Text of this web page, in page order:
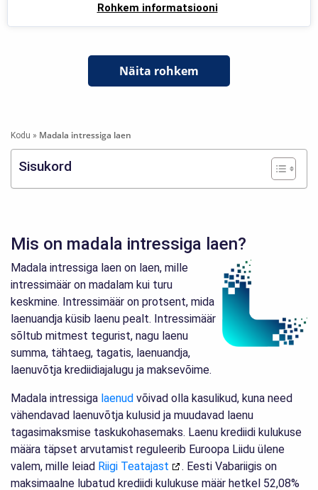
Rohkem informatsiooni
Näita rohkem
Kodu » Madala intressiga laen
Sisukord
Mis on madala intressiga laen?
Madala intressiga laen on laen, mille
intressimäär on madalam kui turu
keskmine. Intressimäär on protsent, mida
laenuandja küsib laenu pealt. Intressimäär
sõltub mitmest tegurist, nagu laenu
summa, tähtaeg, tagatis, laenuandja,
laenuvõtja krediidiajalugu ja maksevõime.
Madala intressiga laenud võivad olla kasulikud, kuna need
vähendavad laenuvõtja kulusid ja muudavad laenu
tagasimaksmise taskukohasemaks. Laenu krediidi kulukuse
määra täpset arvutamist reguleerib Euroopa Liidu ülene
valem, mille leiad Riigi Teatajast
. Eesti Vabariigis on
maksimaalne lubatud krediidi kulukuse määr hetkel 52,08%